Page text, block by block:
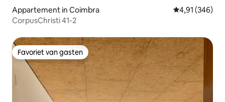
Appartement in Coimbra Gemiddelde
4,91 (346)
CorpusChristi 41-2
Favoriet van gasten
Favoriet van gasten